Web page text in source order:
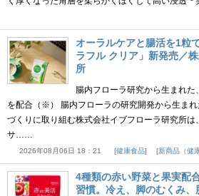
オーラルケアと腸活を1粒
ラフル クリア」新発売／
所
腸内フローラ研究から生まれ
を配合（※） 腸内フローラの研究開発から生ま
づくりに取り組む株式会社イブフローラ研究所は
サ……
2026年08月06日 18：21 健康食品 新商品（健康
4種類の赤い野菜と果実配
習慣。冷え、脚のむくみ